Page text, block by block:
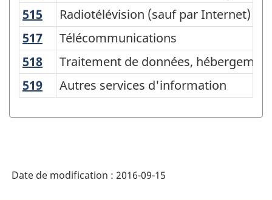
SCIAN
2007
-
Industries
de
population
515 Radiotélévision (sauf par Internet)
Radiotélévision (sauf par Internet)
517 Télécommunications
Télécommunications
518 Traitement de données,
Traitement de données,
519 Autres services d'information
Autres services d'information
Date de modification : 2016-09-15